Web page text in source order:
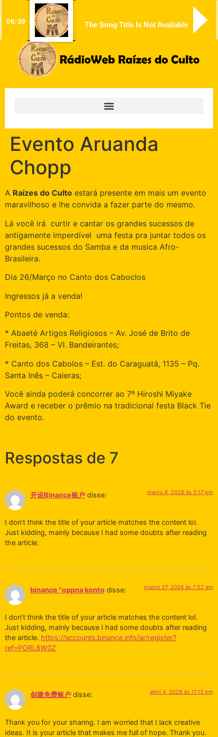
06:39 The Song Title Is Not Available
Evento Aruanda
Chopp
A Raízes do Culto estará presente em mais um evento
maravilhoso e lhe convida a fazer parte do mesmo.
Lá você irá curtir e cantar os grandes sucessos de
antigamente imperdível uma festa pra juntar todos os
grandes sucessos do Samba e da musica Afro-
Brasileira.
Dia 26/Março no Canto dos Caboclos
Ingressos já a venda!
Pontos de venda:
* Abaeté Artigos Religiosos – Av. José de Brito de
Freitas, 368 – Vl. Bandeirantes;
* Canto dos Cabolos – Est. do Caraguatá, 1135 – Pq.
Santa Inês – Caieras;
Você ainda poderá concorrer ao 7º Hiroshi Miyake
Award e receber o prêmio na tradicional festa Black Tie
do evento.
Respostas de 7
开设Binance账户 disse: março 6, 2026 às 5:17 pm
I don’t think the title of your article matches the content lol.
Just kidding, mainly because I had some doubts after reading
the article.
binance "oppna konto disse: março 27, 2026 às 7:52 am
I don’t think the title of your article matches the content lol.
Just kidding, mainly because I had some doubts after reading
the article. https://accounts.binance.info/ar/register?
ref=PORL8W0Z
创建免费账户 disse: abril 4, 2026 às 11:13 pm
Thank you for your sharing. I am worried that I lack creative
ideas. It is your article that makes me full of hope. Thank you.